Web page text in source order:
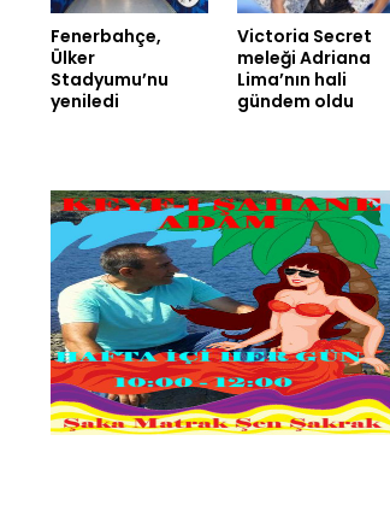
Fenerbahçe,
Ülker
Stadyumu’nu
yeniledi
Victoria Secret
meleği Adriana
Lima’nın hali
gündem oldu